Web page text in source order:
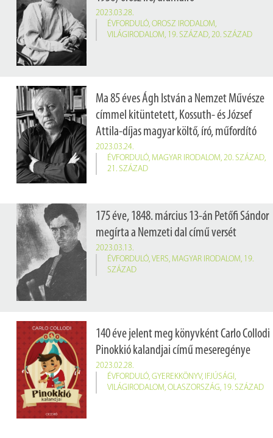
2023.03.28.
ÉVFORDULÓ, OROSZ IRODALOM,
VILÁGIRODALOM, 19. SZÁZAD, 20. SZÁZAD
Ma 85 éves Ágh István a Nemzet Művésze
címmel kitüntetett, Kossuth- és József
Attila-díjas magyar költő, író, műfordító
2023.03.24.
ÉVFORDULÓ, MAGYAR IRODALOM, 20. SZÁZAD,
21. SZÁZAD
175 éve, 1848. március 13-án Petőfi Sándor
megírta a Nemzeti dal című versét
2023.03.13.
ÉVFORDULÓ, VERS, MAGYAR IRODALOM, 19.
SZÁZAD
140 éve jelent meg könyvként Carlo Collodi
Pinokkió kalandjai című meseregénye
2023.02.28.
ÉVFORDULÓ, GYEREKKÖNYV, IFJÚSÁGI ,
VILÁGIRODALOM, OLASZORSZÁG, 19. SZÁZAD